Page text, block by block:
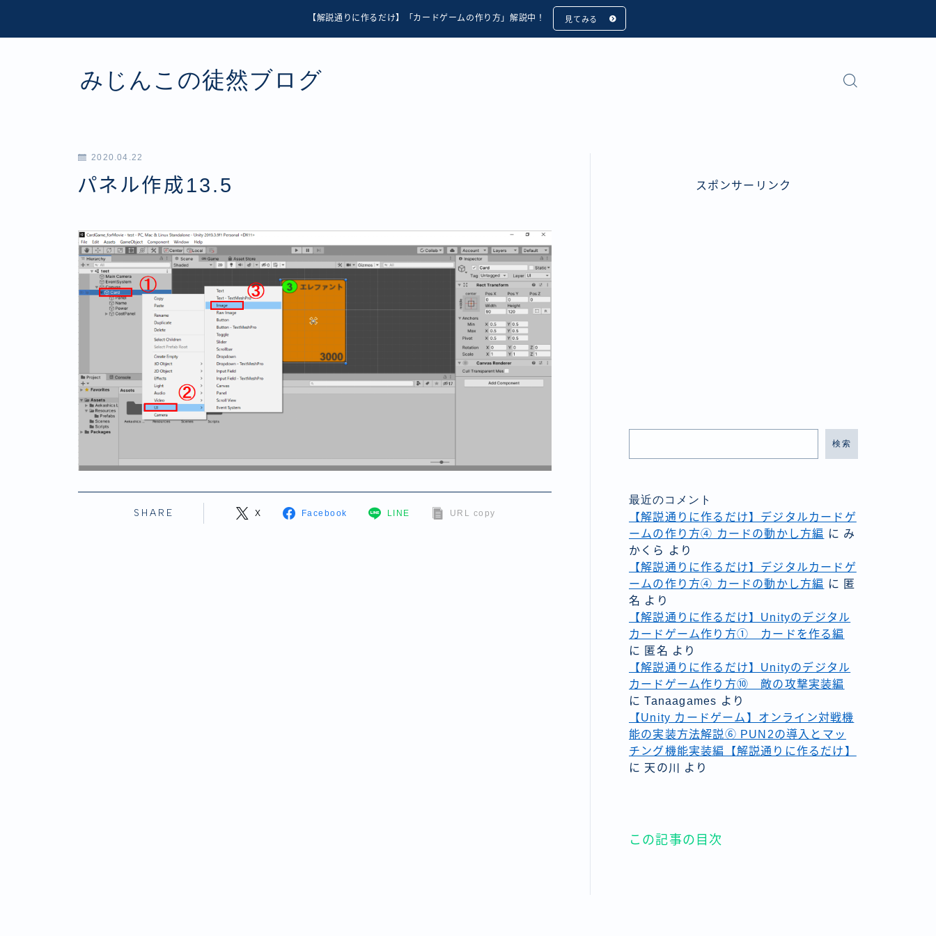
【解説通りに作るだけ】「カードゲームの作り方」解説中！ 見てみる
みじんこの徒然ブログ
2020.04.22
パネル作成13.5
SHARE X Facebook LINE URL copy
スポンサーリンク
検索
最近のコメント
【解説通りに作るだけ】デジタルカードゲ
ームの作り方④ カードの動かし方編 に み
かくら
より
【解説通りに作るだけ】デジタルカードゲ
ームの作り方④ カードの動かし方編 に 匿
名 より
【解説通りに作るだけ】Unityのデジタル
カードゲーム作り方① カードを作る編
に 匿名 より
【解説通りに作るだけ】Unityのデジタル
カードゲーム作り方⑩ 敵の攻撃実装編
にTanaagames より
【Unity カードゲーム】オンライン対戦機
能の実装方法解説⑥ PUN2の導入とマッ
チング機能実装編【解説通りに作るだけ】
に 天の川 より
この記事の目次